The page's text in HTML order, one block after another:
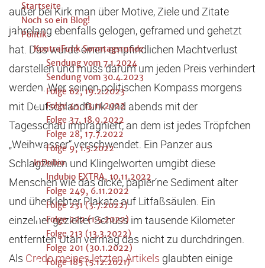
Startseite
Noch so ein Blog!
Politik
KontraFunk Sonntagsrunde
Sendung vom 7.1.2024
Sendung vom 30.4.2023
Folge 62, 19.2.2023
Folge 45, 13.11.2022
Folge 37, 18.9.2022
Folge 28, 17.7.2022
Folge 9, 1.5.2022
InDubio
Indubio EXTRA, 10.11.2022
Folge 249, 6.11.2022
Folge 231 (3.7.2022)
Folge 222 (1.5.2022)
Folge 213 (13.3.2022)
Folge 201 (30.1.2022)
Folge 185 (5.12.2021)
außer bei Kirk man über Motive, Ziele und Zitate
jahrelang ebenfalls gelogen, geframed und gehetzt
hat. Das würde einen empfindlichen Machtverlust
darstellen und muss darum um jeden Preis verhindert
werden. Wer seinen politischen Kompass morgens
mit Deutschlandfunk und abends mit der
Tagesschau imprägniert, an dem ist jedes Tröpfchen
„Weihwasser“ verschwendet. Ein Panzer aus
Schlagzeilen und Klingelworten umgibt diese
Menschen wie das dicke, papier‘ne Sediment alter
und überklebter Plakate auf Litfaßsäulen. Ein
einzelner gezielter Schuss im tausende Kilometer
entfernten Utah vermag das nicht zu durchdringen.
Als Credo meines letzten Artikels glaubten einige